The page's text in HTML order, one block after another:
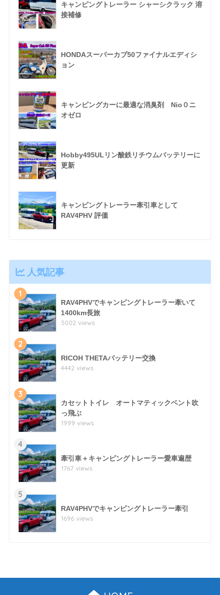
キャンピングトレーラー シャーシクラック 溶
接補修
HONDAスーパーカブ50ファイナルエディシ
ョン
キャンピングカーに最適な消臭剤 Nio０ニ
オゼロ
Hobby495ULリン酸鉄リチウムバッテリーに
更新
キャンピングトレーラー牽引車として
RAV4PHV 評価
人気記事
1
RAV4PHVでキャンピングトレーラー牽いて
1400km長旅
5002 views
2
RICOH THETAバッテリー交換
4442 views
3
カセットトイレ オートマティックベント吹
っ飛ぶ
1999 views
4
牽引車＋キャンピングトレーラー愛車遍歴
1767 views
5
RAV4PHVでキャンピングトレーラー牽引
1696 views